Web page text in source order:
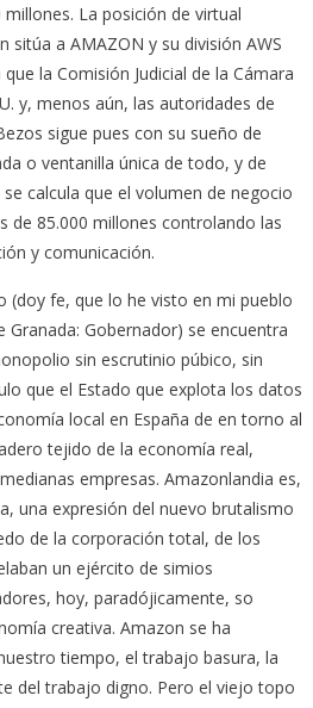
La posición de virtual
sitúa a AMAZON y su división AWS
la Comisión Judicial de la Cámara
y, menos aún, las autoridades de
sigue pues con su sueño de
o ventanilla única de todo, y de
calcula que el volumen de negocio
de 85.000 millones controlando las
y comunicación.
(doy fe, que lo he visto en mi pueblo
Gobernador) se encuentra
sin escrutinio púbico, sin
que el Estado que explota los datos
local en España de en torno al
tejido de la economía real,
empresas. Amazonlandia es,
una expresión del nuevo brutalismo
de la corporación total, de los
un ejército de simios
hoy, paradójicamente, so
creativa. Amazon se ha
tiempo, el trabajo basura, la
del trabajo digno. Pero el viejo topo